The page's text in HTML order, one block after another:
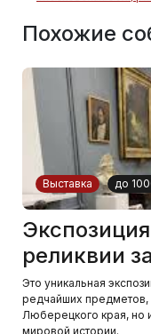
Похожие
Выставка до
реликвии
Это уникальная
редчайших предметов,
Люберецкого края, но
мировой истории.